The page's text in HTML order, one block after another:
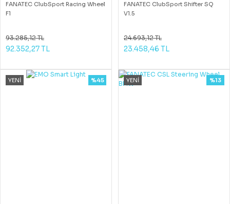
FANATEC ClubSport Racing Wheel
F1
93.285,12 TL
92.352,27 TL
FANATEC ClubSport Shifter SQ
V1.5
24.693,12 TL
23.458,46 TL
YENİ %45 YENİ %13